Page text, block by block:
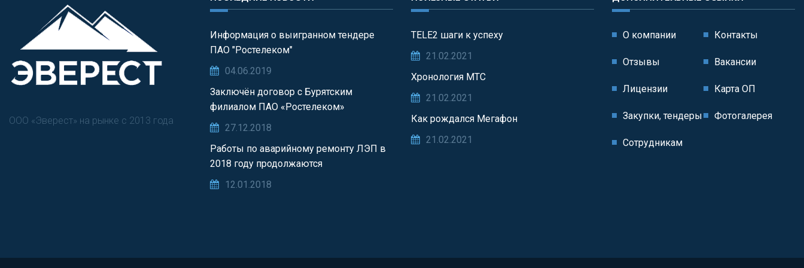
ООО «Эверест» на рынке с 2013 года
Информация о выигранном тендере
ПАО "Ростелеком"
04.06.2019
Заключён договор с Бурятским
филиалом ПАО «Ростелеком»
27.12.2018
Работы по аварийному ремонту ЛЭП в
2018 году продолжаются
12.01.2018
TELE2 шаги к успеху
21.02.2021
Хронология МТС
21.02.2021
Как рождался Мегафон
21.02.2021
О компании Контакты
Отзывы Вакансии
Лицензии Карта ОП
Закупки, тендеры Фотогалерея
Сотрудникам